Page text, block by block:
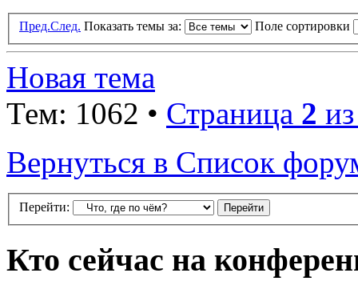
Пред.След. Показать темы за: Поле сортировки
Новая тема
Тем: 1062 • Страница 2
Вернуться в Список
Перейти:
Кто сейчас на